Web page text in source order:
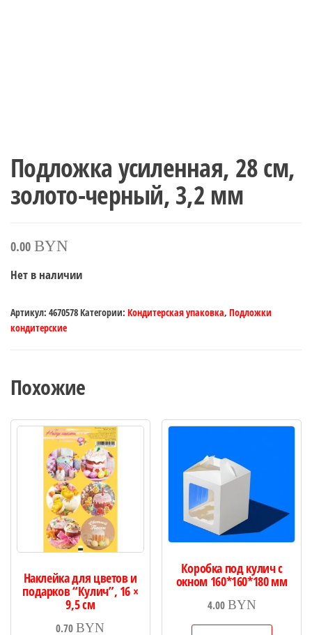
Подложка усиленная, 28 см,
золото-черный, 3,2 мм
0.00 BYN
Нет в наличии
Артикул: 4670578 Категории: Кондитерская упаковка, Подложки
кондитерские
Похожие
Наклейка для цветов и
подарков “Кулич”, 16 ×
9,5 см
0.70BYN
Коробка под кулич с
окном 160*160*180 мм
4.00BYN